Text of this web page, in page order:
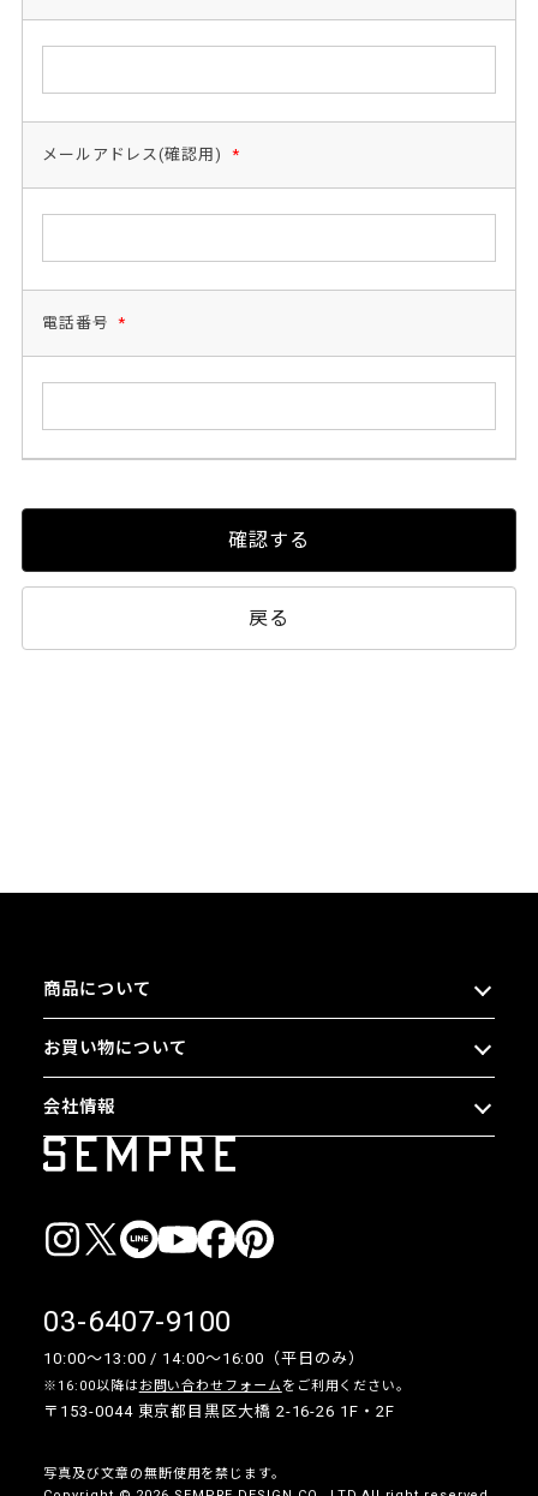
メールアドレス(確認用) *
電話番号 *
確認する
戻る
商品について
お買い物について
会社情報
03-6407-9100
10:00〜13:00 / 14:00〜16:00（平日のみ）
※16:00以降は お問い合わせフォームをご利用ください。
〒153-0044 東京都目黒区大橋 2-16-26 1F・2F
写真及び文章の無断使用を禁じます。